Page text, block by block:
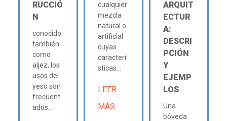
RUCCIÓ
N
conocido
también
como
aljez, los
usos del
yeso son
frecuent
ados...
cualquier
mezcla
natural o
artificial
cuyas
caracterí
sticas...
LEER
MÁS
ARQUIT
ECTUR
A:
DESCRI
PCIÓN
Y
EJEMP
LOS
Una
bóveda